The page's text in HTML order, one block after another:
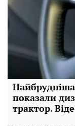
показали
трактор.